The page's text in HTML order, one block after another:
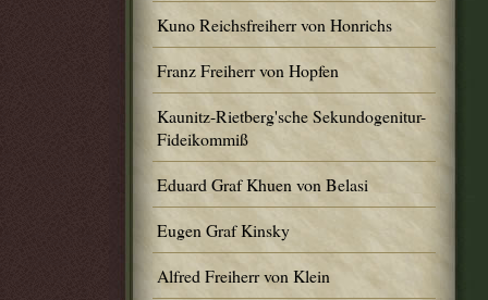
Kuno Reichsfreiherr von Honrichs
Franz Freiherr von Hopfen
Kaunitz-Rietberg'sche Sekundogenitur-
Fideikommiß
Eduard Graf Khuen von Belasi
Eugen Graf Kinsky
Alfred Freiherr von Klein